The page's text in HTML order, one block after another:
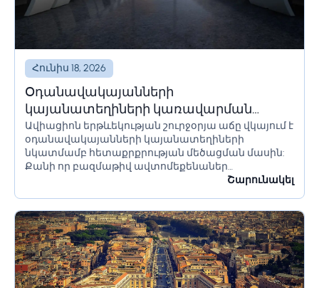
Հունիս 18, 2026
Օդանավակայանների
կայանատեղիների կառավարման
լուծումներ և համակարգեր
Ավիացիոն երթևեկության շուրջօրյա աճը վկայում է
օդանավակայանների կայանատեղիների
նկատմամբ հետաքրքրության մեծացման մասին:
Քանի որ բազմաթիվ ավտոմեքենաներ
օդանավակայանի տարածքում մնում են երկար
ճիշտ հաշվարկվեն՝ անցանկալի հետևանքներից
խուսափելու համար:...
Շարունակել